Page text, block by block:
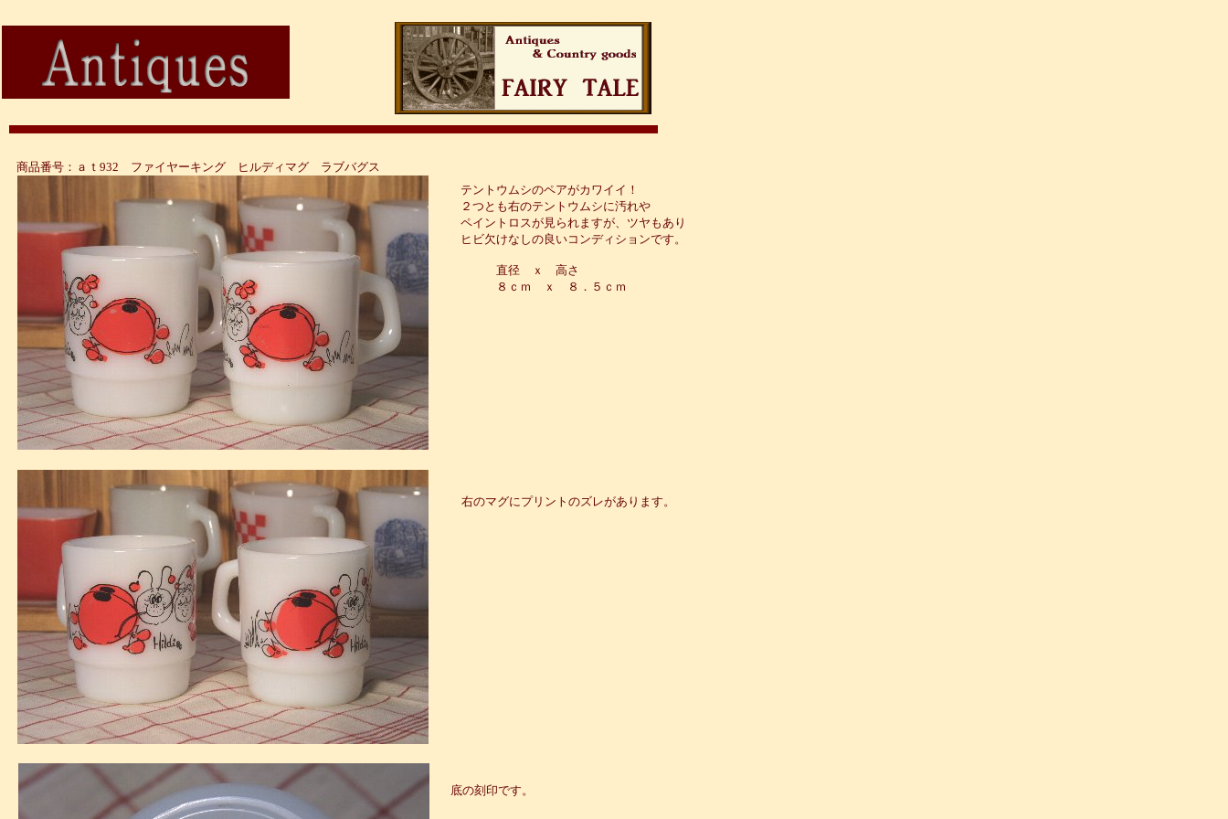
テントウムシのペアがカワイイ！
２つとも右のテントウムシに汚れや
ペイントロスが見られますが、ツヤもあり
ヒビ欠けなしの良いコンディションです。
直径 ｘ 高さ
８ｃｍ ｘ ８．５ｃｍ
底の刻印です。
商品番号：ａｔ932 ファイヤーキング ヒルディマグ ラブバグス
右のマグにプリントのズレがあります。